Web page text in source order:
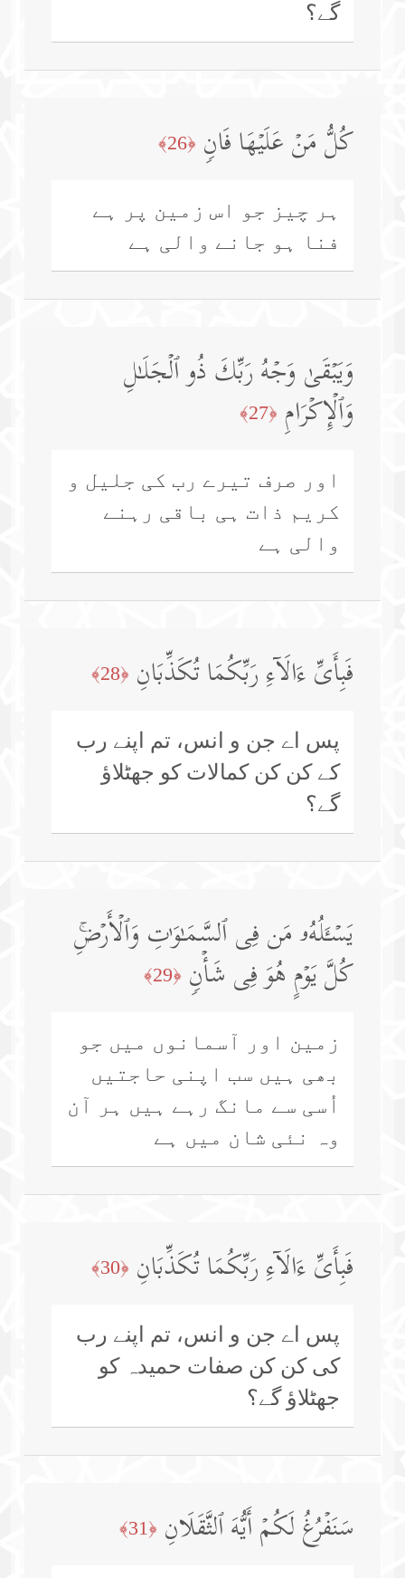
گے؟
كُلُّ مَنۡ عَلَیۡهَا فَانࣲ ﴿26﴾
ہر چیز جو اس زمین پر ہے
فنا ہو جانے والی ہے
وَیَبۡقَىٰ وَجۡهُ رَبِّكَ ذُو ٱلۡجَلَـٰلِ
وَٱلۡإِكۡرَامِ ﴿27﴾
اور صرف تیرے رب کی جلیل و
کریم ذات ہی باقی رہنے
والی ہے
فَبِأَیِّ ءَالَاۤءِ رَبِّكُمَا تُكَذِّبَانِ ﴿28﴾
پس اے جن و انس، تم اپنے رب
کے کن کن کمالات کو جھٹلاؤ
گے؟
یَسۡـَٔلُهُۥ مَن فِی ٱلسَّمَـٰوَ ٰ⁠تِ وَٱلۡأَرۡضِۚ
كُلَّ یَوۡمٍ هُوَ فِی شَأۡنࣲ ﴿29﴾
زمین اور آسمانوں میں جو
بھی ہیں سب اپنی حاجتیں
اُسی سے مانگ رہے ہیں ہر آن
وہ نئی شان میں ہے
فَبِأَیِّ ءَالَاۤءِ رَبِّكُمَا تُكَذِّبَانِ ﴿30﴾
پس اے جن و انس، تم اپنے رب
کی کن کن صفات حمیدہ کو
جھٹلاؤ گے؟
سَنَفۡرُغُ لَكُمۡ أَیُّهَ ٱلثَّقَلَانِ ﴿31﴾